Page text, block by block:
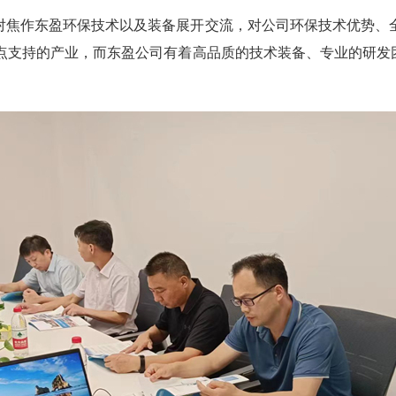
作东盈环保技术以及装备展开交流，对公司环保技术优势
支持的产业，而东盈公司有着高品质的技术装备、专业的研